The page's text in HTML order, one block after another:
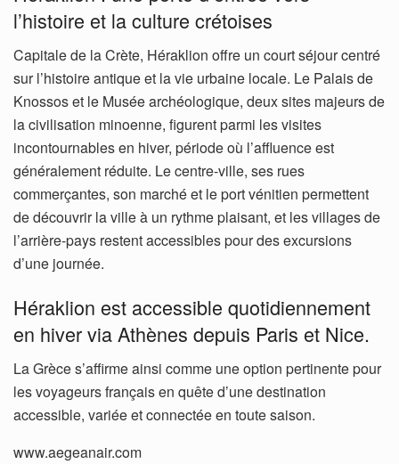
l’histoire et la culture crétoises
Capitale de la Crète, Héraklion offre un court séjour centré
sur l’histoire antique et la vie urbaine locale. Le Palais de
Knossos et le Musée archéologique, deux sites majeurs de
la civilisation minoenne, figurent parmi les visites
incontournables en hiver, période où l’affluence est
généralement réduite. Le centre-ville, ses rues
commerçantes, son marché et le port vénitien permettent
de découvrir la ville à un rythme plaisant, et les villages de
l’arrière-pays restent accessibles pour des excursions
d’une journée.
Héraklion est accessible quotidiennement
en hiver via Athènes depuis Paris et Nice.
La Grèce s’affirme ainsi comme une option pertinente pour
les voyageurs français en quête d’une destination
accessible, variée et connectée en toute saison.
www.aegeanair.com